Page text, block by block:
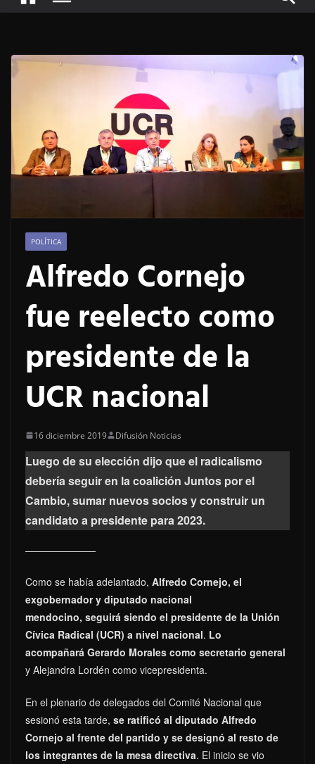
POLÍTICA
Alfredo Cornejo
fue reelecto como
presidente de la
UCR nacional
16 diciembre 2019 Difusión Noticias
Luego de su elección dijo que el radicalismo
debería seguir en la coalición Juntos por el
Cambio, sumar nuevos socios y construir un
candidato a presidente para 2023.
Como se había adelantado, Alfredo Cornejo, el
exgobernador y diputado nacional
mendocino, seguirá siendo el presidente de la Unión
Cívica Radical (UCR) a nivel nacional. Lo
acompañará Gerardo Morales como secretario general
y Alejandra Lordén como vicepresidenta.
En el plenario de delegados del Comité Nacional que
sesionó esta tarde, se ratificó al diputado Alfredo
Cornejo al frente del partido y se designó al resto de
los integrantes de la mesa directiva. El inicio se vio